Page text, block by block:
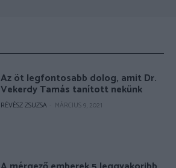
Az öt legfontosabb dolog, amit Dr.
Vekerdy Tamás tanított nekünk
RÉVÉSZ ZSUZSA MÁRCIUS 9, 2021